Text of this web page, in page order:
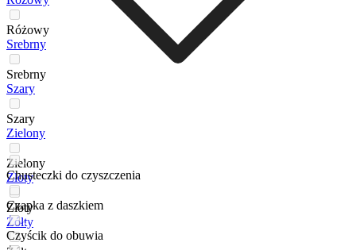
Różowy
Srebrny
Srebrny
Szary
Szary
Zielony
Zielony
Złoty
Złoty
Żółty
Chusteczki do czyszczenia
Czapka z daszkiem
Czyścik do obuwia